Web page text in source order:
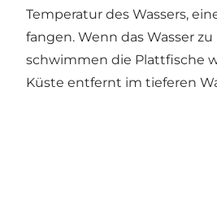
Temperatur des Wassers,
fangen. Wenn das Wasser zu
schwimmen die Plattfische
Küste entfernt im tieferen